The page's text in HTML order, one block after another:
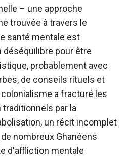
– une approche
trouvée à travers le
santé mentale est
pour être
probablement avec
de conseils rituels et
a fracturé les
par la
un récit incomplet
nombreux Ghanéens
d'affliction mentale